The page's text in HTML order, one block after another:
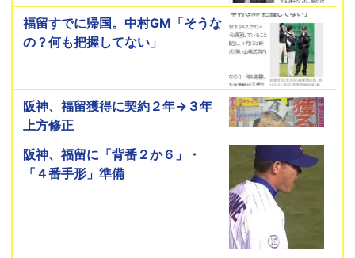
福留すでに帰国。中村GM「そうな
の？何も把握してない」
阪神、福留獲得に契約２年→３年
上方修正
阪神、福留に「背番２か６」・
「４番手形」準備